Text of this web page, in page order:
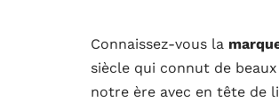
Connaissez-vous la
siècle qui connut de
notre ère avec en tête de